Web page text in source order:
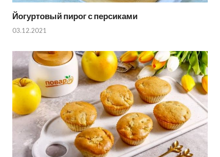
Йогуртовый пирог с персиками
03.12.2021